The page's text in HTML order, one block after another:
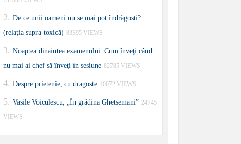
De ce unii oameni nu se mai pot îndrăgosti?
(relaţia supra-toxică) 83395 VIEWS
Noaptea dinaintea examenului. Cum înveţi când
nu mai ai chef să înveţi în sesiune 82785 VIEWS
Despre prietenie, cu dragoste 40072 VIEWS
Vasile Voiculescu, „În grădina Ghetsemani” 24745
VIEWS